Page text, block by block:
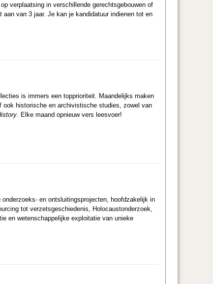
verplaatsing in verschillende gerechtsgebouwen of
van 3 jaar. Je kan je kandidatuur indienen tot en
is immers een topprioriteit. Maandelijks maken
historische en archivistische studies, zowel van
. Elke maand opnieuw vers leesvoer!
en ontsluitingsprojecten, hoofdzakelijk in
tot verzetsgeschiedenis, Holocaustonderzoek,
en wetenschappelijke exploitatie van unieke